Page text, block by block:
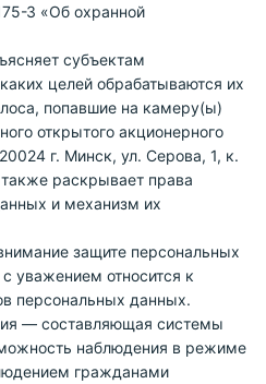
З «Об охранной
субъектам
целей обрабатываются их
попавшие на камеру(ы)
открытого акционерного
г. Минск, ул. Серова, 1, к.
раскрывает права
и механизм их
защите персональных
уважением относится к
персональных данных.
— составляющая системы
наблюдения в режиме
гражданами